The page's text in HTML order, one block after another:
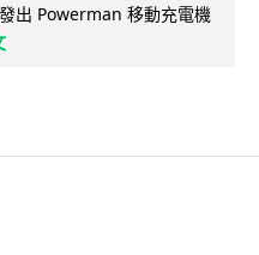
出 Powerman 移動充電機